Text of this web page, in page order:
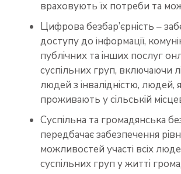
враховують їх потреби та
Цифрова безбар’єрність –
доступу до інформації,
публічних та інших послуг
суспільних груп, включаючи
людей з інвалідністю, людей,
проживають у сільській
Суспільна та громадянська
передбачає забезпечення
можливостей участі всіх
суспільних груп у житті